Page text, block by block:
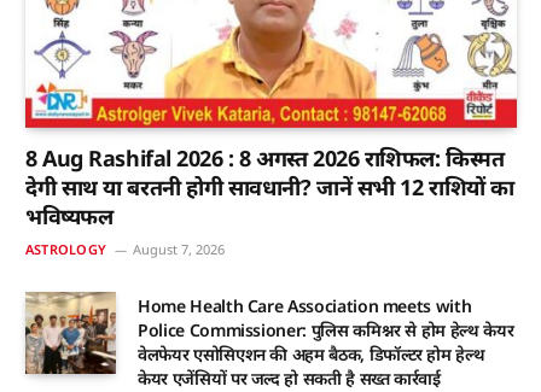
8 Aug Rashifal 2026 : 8 अगस्त 2026 राशिफल: किस्मत
देगी साथ या बरतनी होगी सावधानी? जानें सभी 12 राशियों का
भविष्यफल
ASTROLOGY August 7, 2026
Home Health Care Association meets with
Police Commissioner: पुलिस कमिश्नर से होम हेल्थ केयर
वेलफेयर एसोसिएशन की अहम बैठक, डिफॉल्टर होम हेल्थ
केयर एजेंसियों पर जल्द हो सकती है सख्त कार्रवाई